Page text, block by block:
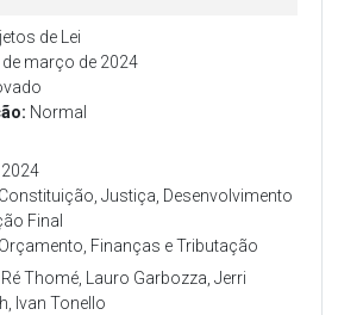
de Lei
de março de 2024
Normal
Justiça, Desenvolvimento
Final
Finanças e Tributação
Thomé, Lauro Garbozza, Jerri
Ivan Tonello